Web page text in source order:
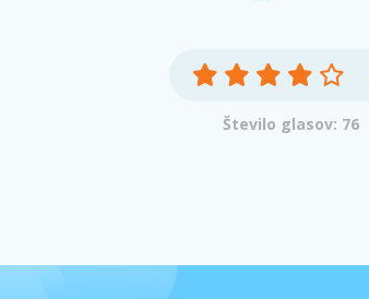
Število glasov: 76